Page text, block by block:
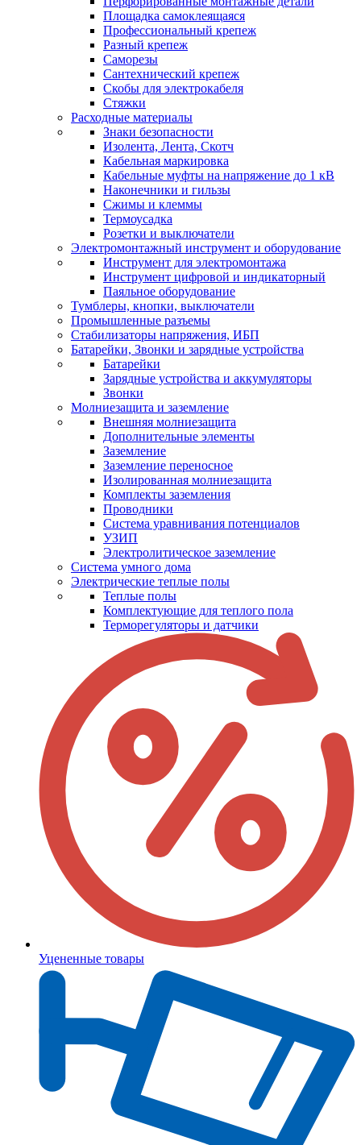
Площадка самоклеящаяся
Профессиональный крепеж
Разный крепеж
Саморезы
Сантехнический крепеж
Скобы для электрокабеля
Стяжки
Расходные материалы
Знаки безопасности
Изолента, Лента, Скотч
Кабельная маркировка
Кабельные муфты на напряжение до 1 кВ
Наконечники и гильзы
Сжимы и клеммы
Термоусадка
Розетки и выключатели
Электромонтажный инструмент и оборудование
Инструмент для электромонтажа
Инструмент цифровой и индикаторный
Паяльное оборудование
Тумблеры, кнопки, выключатели
Промышленные разъемы
Стабилизаторы напряжения, ИБП
Батарейки, Звонки и зарядные устройства
Батарейки
Зарядные устройства и аккумуляторы
Звонки
Молниезащита и заземление
Внешняя молниезащита
Дополнительные элементы
Заземление
Заземление переносное
Изолированная молниезащита
Комплекты заземления
Проводники
Система уравнивания потенциалов
УЗИП
Электролитическое заземление
Система умного дома
Электрические теплые полы
Теплые полы
Комплектующие для теплого пола
Терморегуляторы и датчики
Уцененные товары